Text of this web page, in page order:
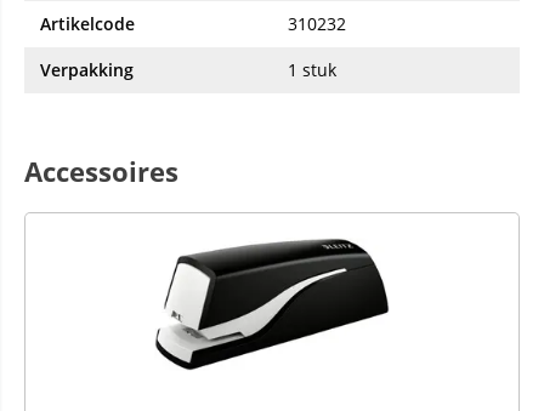
Artikelcode
310232
Verpakking
1 stuk
Accessoires